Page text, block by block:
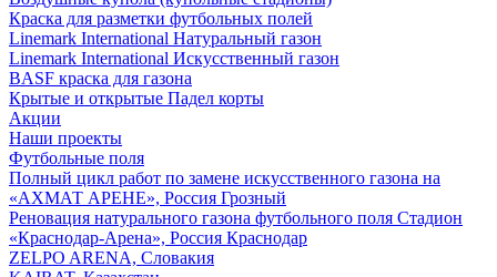
Краска для разметки футбольных полей
Linemark International Натуральный газон
Linemark International Искусственный газон
BASF краска для газона
Крытые и открытые Падел корты
Акции
Наши проекты
Футбольные поля
Полный цикл работ по замене искусственного газона на
«АХМАТ АРЕНЕ», Россия Грозный
Реновация натурального газона футбольного поля Стадион
«Краснодар-Арена», Россия Краснодар
ZELPO ARENA, Словакия